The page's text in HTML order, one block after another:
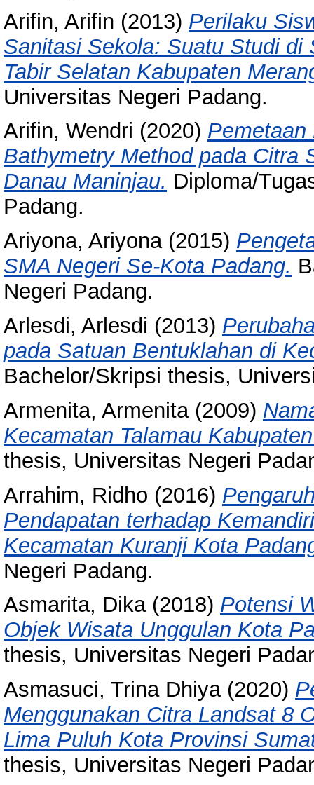
Arifin, Arifin (2013) Perilaku
Sanitasi Sekola: Suatu Studi di
Tabir Selatan Kabupaten
Universitas Negeri Padang.
Arifin, Wendri (2020) Pemetaan
Bathymetry Method pada Citra
Danau Maninjau. Diploma/
Padang.
Ariyona, Ariyona(2015)
SMA Negeri Se-Kota Padang.
Negeri Padang.
Arlesdi, Arlesdi (2013)
pada Satuan Bentuklahan di
Bachelor/Skripsi thesis,
Armenita, Armenita(2009)
Kecamatan Talamau
thesis, Universitas Negeri
Arrahim, Ridho (2016)
Pendapatan terhadap
Kecamatan Kuranji Kota
Negeri Padang.
Asmarita, Dika(2018) Potensi
Objek Wisata Unggulan Kota
thesis, Universitas Negeri
Asmasuci, Trina Dhiya(2020)
Menggunakan Citra Landsat 8
Lima Puluh Kota Provinsi
thesis, Universitas Negeri